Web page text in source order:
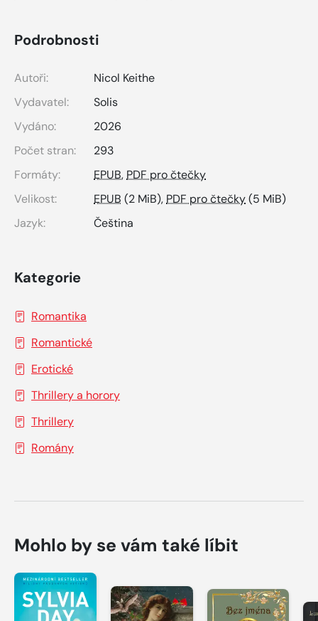
Podrobnosti
Autoři:
Nicol Keithe
Vydavatel:
Solis
Vydáno:
2026
Počet stran:
293
Formáty:
EPUB, PDF pro čtečky
Velikost:
EPUB (2 MiB), PDF pro čtečky(5 MiB)
Jazyk:
Čeština
Kategorie
Romantika
Romantické
Erotické
Thrillery a horory
Thrillery
Romány
Mohlo by se vám také líbit